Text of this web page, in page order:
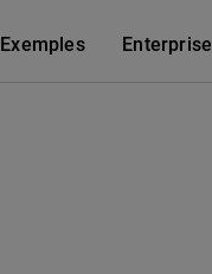
Exemples Enterprise